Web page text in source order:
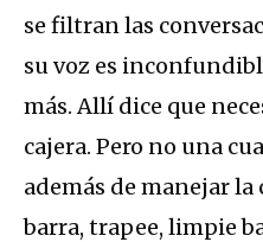
se filtran las
su voz es
más. Allí dice que
cajera. Pero no una
además de manejar la
barra, trapee, limpie